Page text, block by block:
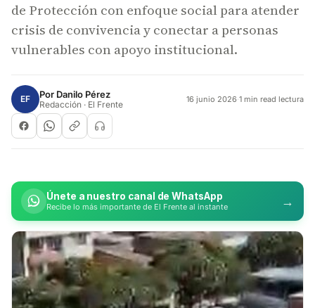
de Protección con enfoque social para atender
crisis de convivencia y conectar a personas
vulnerables con apoyo institucional.
EF Por Danilo Pérez
Redacción · El Frente 16 junio 2026·1 min read lectura
Únete a nuestro canal de WhatsApp
Recibe lo más importante de El Frente al instante →